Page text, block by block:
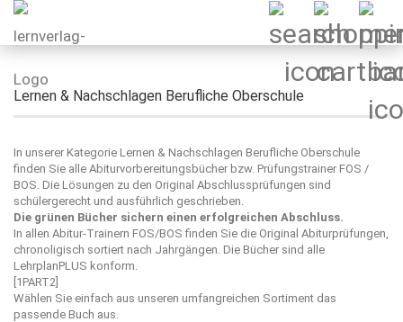
Lernen & Nachschlagen Berufliche Oberschule
In unserer Kategorie Lernen & Nachschlagen Berufliche Oberschule
finden Sie alle Abiturvorbereitungsbücher bzw. Prüfungstrainer FOS /
BOS. Die Lösungen zu den Original Abschlussprüfungen sind
schülergerecht und ausführlich geschrieben.
Die grünen Bücher sichern einen erfolgreichen Abschluss.
In allen Abitur-Trainern FOS/BOS finden Sie die Original Abiturprüfungen,
chronoligisch sortiert nach Jahrgängen. Die Bücher sind alle
LehrplanPLUS konform.
[1PART2]
Wählen Sie einfach aus unseren umfangreichen Sortiment das
passende Buch aus.